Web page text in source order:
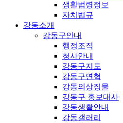
생활법령정보
자치법규
강동소개
강동구안내
행정조직
청사안내
강동구지도
강동구연혁
강동의상징물
강동구 홍보대사
강동생활안내
강동갤러리